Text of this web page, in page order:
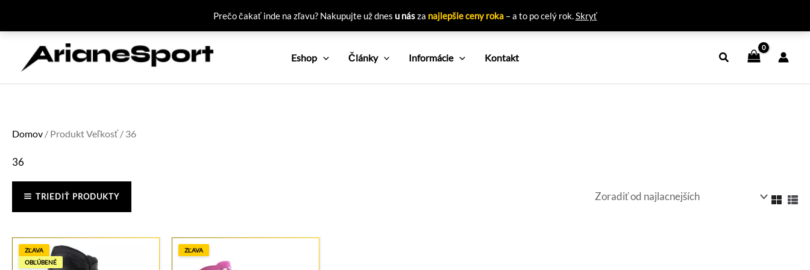
Prečo čakať inde na zľavu? Nakupujte už dnes u násza najlepšie ceny roka– a to po celý rok.Skryť
Eshop Články Informácie Kontakt
Domov / Produkt Veľkosť / 36
36
TRIEDIŤ PRODUKTY
ZĽAVA
OBĽÚBENÉ
ZĽAVA